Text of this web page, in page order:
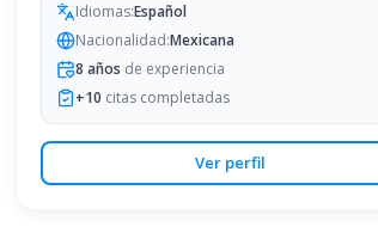
Idiomas:Español
Nacionalidad:Mexicana
8 años de experiencia
+10 citas completadas
Ver perfil